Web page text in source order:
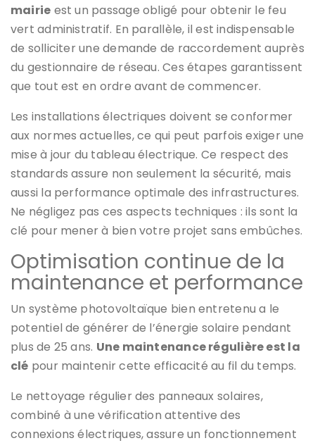
mairie est un passage obligé pour obtenir le feu
vert administratif. En parallèle, il est indispensable
de solliciter une demande de raccordement auprès
du gestionnaire de réseau. Ces étapes garantissent
que tout est en ordre avant de commencer.
Les installations électriques doivent se conformer
aux normes actuelles, ce qui peut parfois exiger une
mise à jour du tableau électrique. Ce respect des
standards assure non seulement la sécurité, mais
aussi la performance optimale des infrastructures.
Ne négligez pas ces aspects techniques : ils sont la
clé pour mener à bien votre projet sans embûches.
Optimisation continue de la
maintenance et performance
Un système photovoltaïque bien entretenu a le
potentiel de générer de l’énergie solaire pendant
plus de 25 ans. Une maintenance régulière est la
clé pour maintenir cette efficacité au fil du temps.
Le nettoyage régulier des panneaux solaires,
combiné à une vérification attentive des
connexions électriques, assure un fonctionnement